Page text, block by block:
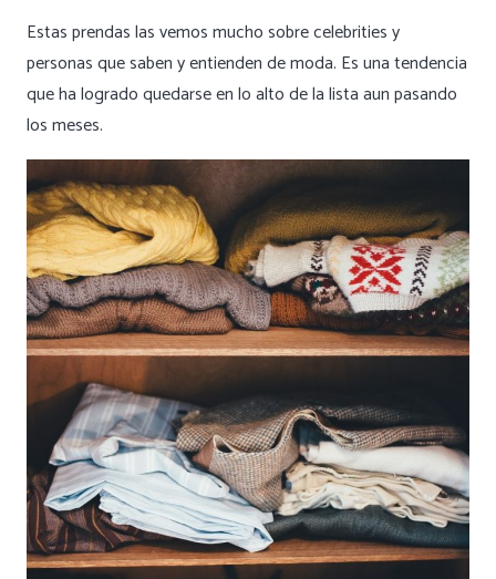
Estas prendas las vemos mucho sobre celebrities y
personas que saben y entienden de moda. Es una tendencia
que ha logrado quedarse en lo alto de la lista aun pasando
los meses.